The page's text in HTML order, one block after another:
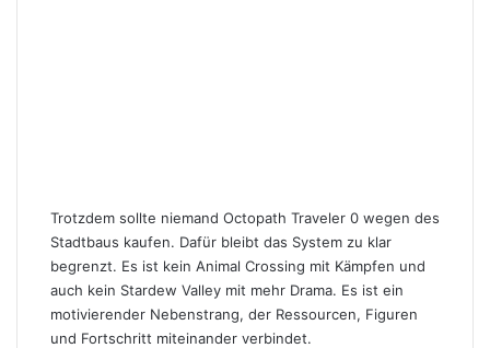
Trotzdem sollte niemand Octopath Traveler 0 wegen des
Stadtbaus kaufen. Dafür bleibt das System zu klar
begrenzt. Es ist kein Animal Crossing mit Kämpfen und
auch kein Stardew Valley mit mehr Drama. Es ist ein
motivierender Nebenstrang, der Ressourcen, Figuren
und Fortschritt miteinander verbindet.